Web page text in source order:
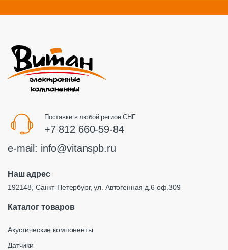
Поставки в любой регион СНГ
+7 812 660-59-84
e-mail: info@vitanspb.ru
Наш адрес
192148, Санкт-Петербург, ул. Автогенная д.6 оф.309
Каталог товаров
Акустические компоненты
Датчики